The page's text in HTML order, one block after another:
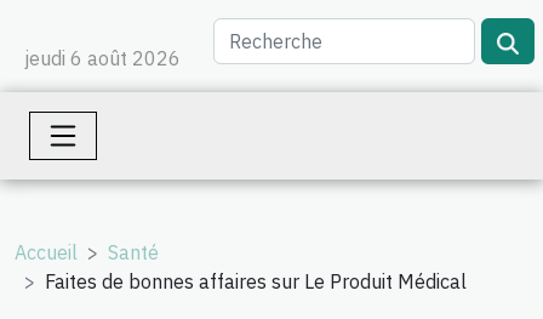
jeudi 6 août 2026
Accueil
Santé
Faites de bonnes affaires sur Le Produit Médical